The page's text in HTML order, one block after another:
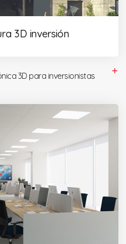
3D inversión
3D para inversionistas